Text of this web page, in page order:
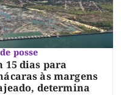
posse
15 dias para
às margens
determina